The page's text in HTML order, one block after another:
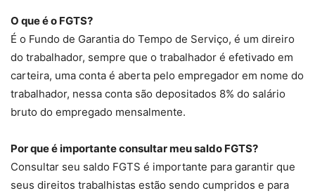
O que é o FGTS?
É o Fundo de Garantia do Tempo de Serviço, é um direiro
do trabalhador, sempre que o trabalhador é efetivado em
carteira, uma conta é aberta pelo empregador em nome do
trabalhador, nessa conta são depositados 8% do salário
bruto do empregado mensalmente.
Por que é importante consultar meu saldo FGTS?
Consultar seu saldo FGTS é importante para garantir que
seus direitos trabalhistas estão sendo cumpridos e para